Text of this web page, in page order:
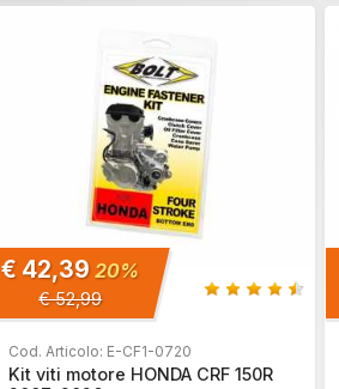
€ 42,3920%
€ 52,99
Cod. Articolo: E-CF1-0720
Kit viti motore HONDA CRF 150R